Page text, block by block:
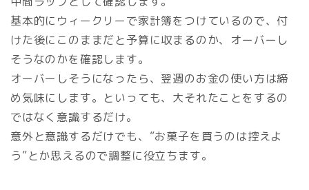
基本的にウィークリーで家計簿をつけているので、付
けた後にこのままだと予算に収まるのか、オーバーし
そうなのかを確認します。
オーバーしそうになったら、翌週のお金の使い方は締
め気味にします。といっても、大それたことをするの
ではなく意識するだけ。
意外と意識するだけでも、”お菓子を買うのは控えよ
う”とか思えるので調整に役立ちます。